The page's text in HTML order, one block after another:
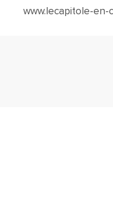
www.lecapitole-en-